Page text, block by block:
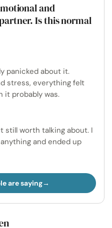
and
Is this normal
panicked about it.
stress, everything felt
it probably was.
still worth talking about. I
and ended up
are saying